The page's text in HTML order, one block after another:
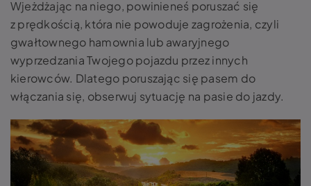
Wjeżdżając na niego, powinieneś poruszać się
z prędkością, która nie powoduje zagrożenia, czyli
gwałtownego hamownia lub awaryjnego
wyprzedzania Twojego pojazdu przez innych
kierowców. Dlatego poruszając się pasem do
włączania się, obserwuj sytuację na pasie do jazdy.